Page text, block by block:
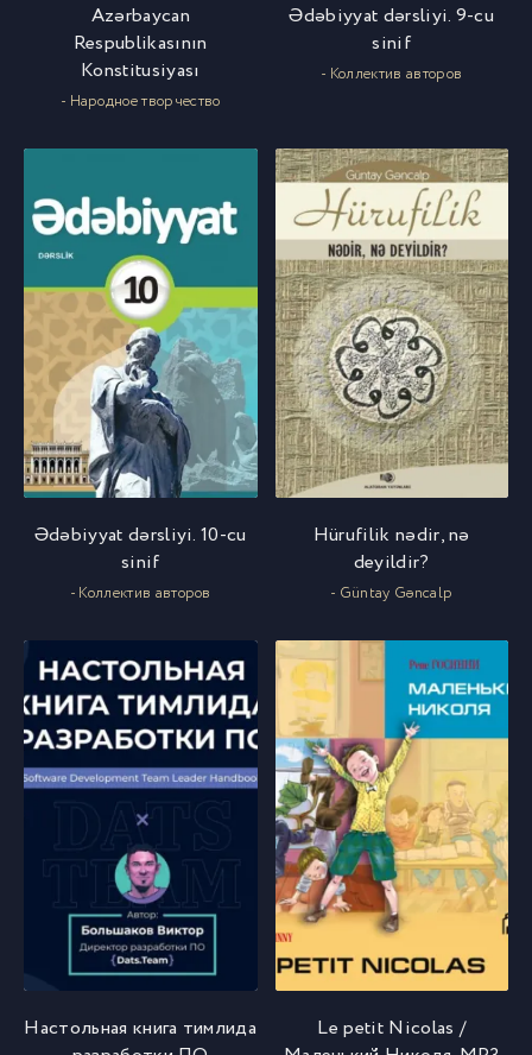
Azərbaycan
Respublikasının
Konstitusiyası
- Народное творчество
Ədəbiyyat dərsliyi. 9-cu
sinif
- Коллектив авторов
Ədəbiyyat dərsliyi. 10-cu
sinif
- Коллектив авторов
Hürufilik nədir, nə
deyildir?
- Güntay Gəncalp
Настольная книга тимлида
Le petit Nicolas /